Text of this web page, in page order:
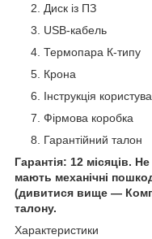
Диск із ПЗ
USB-кабель
Термопара К-типу
Крона
Інструкція
Фірмова коробка
Гарантійний талон
Гарантія: 12 місяців.
мають механічні
(дивитися вище —
талону.
Характеристики